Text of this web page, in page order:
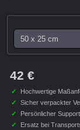
42 €
✓ Hochwertige
✓
Sicher verpackter
✓
Persönlicher
✓
Ersatz bei